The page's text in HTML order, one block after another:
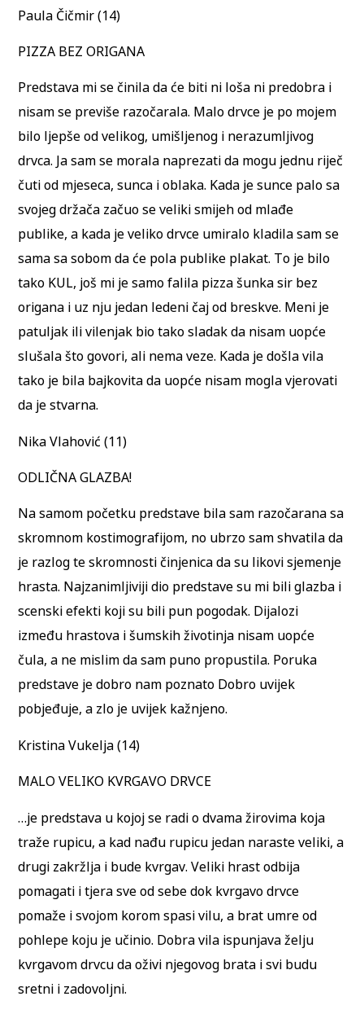
Paula Čičmir (14)
PIZZA BEZ ORIGANA
Predstava mi se činila da će biti ni loša ni predobra i
nisam se previše razočarala. Malo drvce je po mojem
bilo ljepše od velikog, umišljenog i nerazumljivog
drvca. Ja sam se morala naprezati da mogu jednu riječ
čuti od mjeseca, sunca i oblaka. Kada je sunce palo sa
svojeg držača začuo se veliki smijeh od mlađe
publike, a kada je veliko drvce umiralo kladila sam se
sama sa sobom da će pola publike plakat. To je bilo
tako KUL, još mi je samo falila pizza šunka sir bez
origana i uz nju jedan ledeni čaj od breskve. Meni je
patuljak ili vilenjak bio tako sladak da nisam uopće
slušala što govori, ali nema veze. Kada je došla vila
tako je bila bajkovita da uopće nisam mogla vjerovati
da je stvarna.
Nika Vlahović (11)
ODLIČNA GLAZBA!
Na samom početku predstave bila sam razočarana sa
skromnom kostimografijom, no ubrzo sam shvatila da
je razlog te skromnosti činjenica da su likovi sjemenje
hrasta. Najzanimljiviji dio predstave su mi bili glazba i
scenski efekti koji su bili pun pogodak. Dijalozi
između hrastova i šumskih životinja nisam uopće
čula, a ne mislim da sam puno propustila. Poruka
predstave je dobro nam poznato Dobro uvijek
pobjeđuje, a zlo je uvijek kažnjeno.
Kristina Vukelja (14)
MALO VELIKO KVRGAVO DRVCE
…je predstava u kojoj se radi o dvama žirovima koja
traže rupicu, a kad nađu rupicu jedan naraste veliki, a
drugi zakržlja i bude kvrgav. Veliki hrast odbija
pomagati i tjera sve od sebe dok kvrgavo drvce
pomaže i svojom korom spasi vilu, a brat umre od
pohlepe koju je učinio. Dobra vila ispunjava želju
kvrgavom drvcu da oživi njegovog brata i svi budu
sretni i zadovoljni.